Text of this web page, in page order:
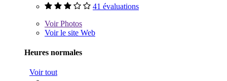
41 évaluations
VoirPhotos
Voir le site Web
Heures normales
Voir tout